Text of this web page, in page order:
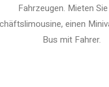
Fahrzeugen. Mieten
einen
Bus mit Fahrer.